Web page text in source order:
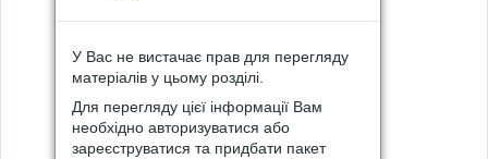
У Вас не вистачає прав для перегляду
матеріалів у цьому розділі.
Для перегляду цієї інформації Вам
необхідно авторизуватися або
зареєструватися та придбати пакет